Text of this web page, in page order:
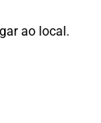
ao local.